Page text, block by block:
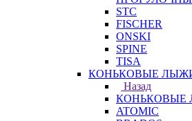
STC
FISCHER
ONSKI
SPINE
TISA
КОНЬКОВЫЕ
Назад
КОНЬКОВЫЕ
ATOMIC